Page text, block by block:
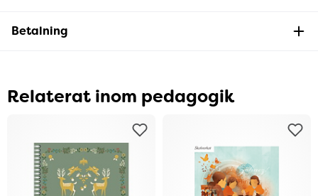
Betalning
Relaterat inom pedagogik